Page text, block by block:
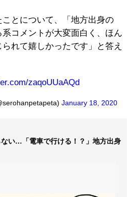
とについて、「地方出身の
コメントが大変面白く、ほん
れて嬉しかったです」と答え
zaqoUUaAQd
January 18, 2020
い…「電車で行ける！？」地方出身